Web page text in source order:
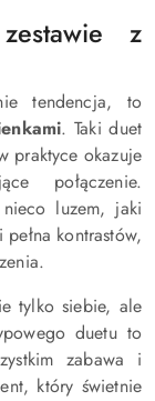
z
tendencja, to
. Taki duet
praktyce okazuje
połączenie.
luzem, jaki
kontrastów,
tylko siebie, ale
duetu to
zabawa i
który świetnie